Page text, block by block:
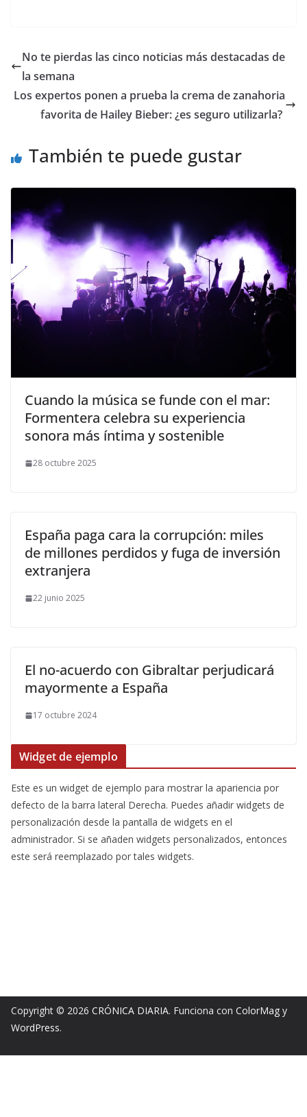
​No te pierdas las cinco noticias más destacadas de
la semana
​Los expertos ponen a prueba la crema de zanahoria
favorita de Hailey Bieber: ¿es seguro utilizarla?
También te puede gustar
​Cuando la música se funde con el mar:
Formentera celebra su experiencia
sonora más íntima y sostenible
28 octubre 2025
España paga cara la corrupción: miles
de millones perdidos y fuga de inversión
extranjera
22 junio 2025
El no-acuerdo con Gibraltar perjudicará
mayormente a España
17 octubre 2024
Widget de ejemplo
Este es un widget de ejemplo para mostrar la apariencia por
defecto de la barra lateral Derecha. Puedes añadir widgets de
personalización desde la pantalla de widgets en el
administrador. Si se añaden widgets personalizados, entonces
este será reemplazado por tales widgets.
Copyright © 2026 CRÓNICA DIARIA. Funciona con ColorMag y
WordPress.